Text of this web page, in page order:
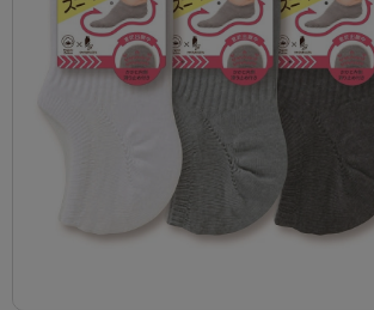
カテゴリから探す
ストッキング
- 無地ストッキング
- 柄ストッキング
インナーウェア
- ノンワイヤーブラ
ライフスタイルウェア
ボトムス
ソックス・靴下
クルー・レギュラー丈ソックス
スニーカー丈・くるぶし丈ソックス
インナーウエア
メンズパンツ
ボクサー
ライフスタイルウェア
ボトムス
ソックス・靴下
クルー・レギュラー丈ソックス
インナーウエア
ノンワイヤーブラ
ブランドから探す
アスティーグ
商品選びのお手伝い